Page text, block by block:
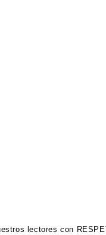
lectores con